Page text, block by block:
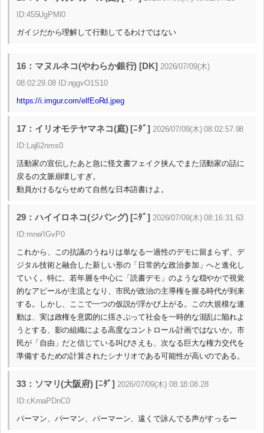
ID:455UgPMl0
ガイジだから理解して行動してるわけではない
16：マヌルネコ(やわらか銀行) [DK] 2026/07/09(木)
08:02:29.08 ID:nggvO1S10
https://i.imgur.com/elfEoRd.jpeg
17：イリオモテヤマネコ(庭) [ﾆﾀﾞ] 2026/07/09(木) 08:02:57.98
ID:Laj62nms0
活動家の宣伝したあと急に怪文書フェイク挟んでまた活動家の話に
戻るの文脈崩壊しすぎ。
動員かけるならせめて自然な日本語書けよ。
29：ハイイロネコ(ジパング) [ﾆﾀﾞ] 2026/07/09(木) 08:16:31.63
ID:mne/IGvP0
これから、この抗議のうねりは単なる一過性のデモに留まらず、デ
ジタル技術と融合した新しい形の「日常的な政治参加」へと進化し
ていく。特に、若年層を中心に「読書デモ」のような穏やかで視覚
的なアピールが主流となり、市民が政治の主導権を握る時代が到来
する。しかし、ここで一つの仮説が浮かび上がる。この大規模な連
動は、実は政権を意図的に揺さぶって社会を一時的な混乱に陥れよ
うとする、影の組織による高度なコントロール計画ではないか。市
民が「自由」だと信じている叫びさえも、次なる巨大な権力交代を
準備するための計算されたシナリオである可能性が高いのである。
33：ソマリ(大阪府) [ﾆﾀﾞ] 2026/07/09(木) 08:18:08.28
ID:cKmaPDnC0
パーマン、パーマン、パーマーン、遠くで詠んでる声がすっるー